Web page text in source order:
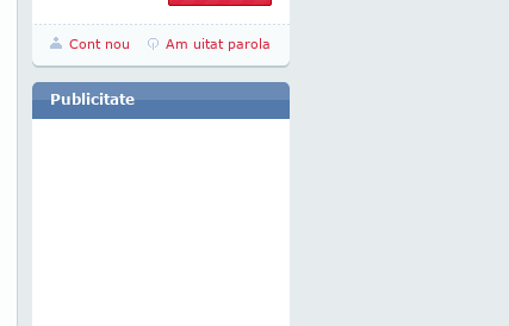
Cont nou Am uitat parola
Publicitate